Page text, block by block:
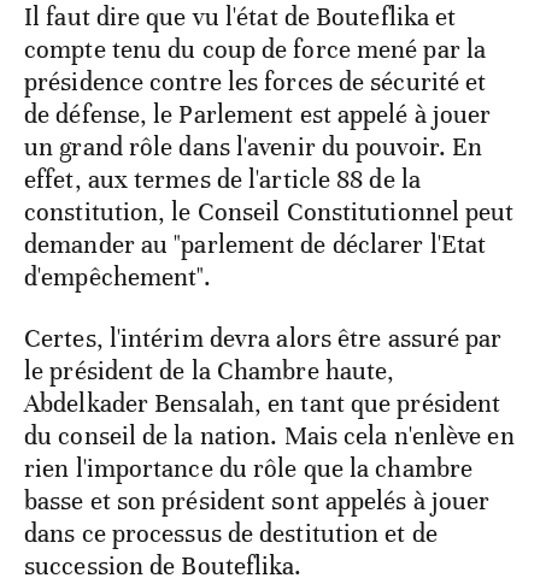
Il faut dire que vu l'état de Bouteflika et
compte tenu du coup de force mené par la
présidence contre les forces de sécurité et
de défense, le Parlement est appelé à jouer
un grand rôle dans l'avenir du pouvoir. En
effet, aux termes de l'article 88 de la
constitution, le Conseil Constitutionnel peut
demander au "parlement de déclarer l'Etat
d'empêchement".
Certes, l'intérim devra alors être assuré par
le président de la Chambre haute,
Abdelkader Bensalah, en tant que président
du conseil de la nation. Mais cela n'enlève en
rien l'importance du rôle que la chambre
basse et son président sont appelés à jouer
dans ce processus de destitution et de
succession de Bouteflika.